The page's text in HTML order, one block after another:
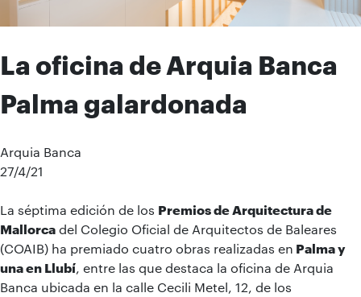
La oficina de Arquia Banca
Palma galardonada
Arquia Banca
27/4/21
La séptima edición de los Premios de Arquitectura de
Mallorca del Colegio Oficial de Arquitectos de Baleares
(COAIB) ha premiado cuatro obras realizadas en Palma y
una en Llubí , entre las que destaca la oficina de Arquia
Banca ubicada en la calle Cecili Metel, 12, de los